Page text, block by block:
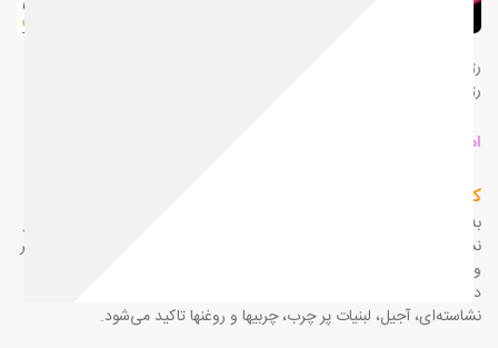
رژیم لاغری لوکرب نوعی رژیم غذایی است که میزان کربوهیدرات آن کمتر از
رژیمهای عادی است
اصول و ویژگی‌های رژیم لاغری لوکرب
کلیات
به طور کلی، رژیم غذایی لوکرب بر پروتئین‌ها، چربیها، و برخی از سبزیجات غیر
نشاسته‌ای متمرکز است. در این رژیم مصرف غلات، حبوبات، میوه‌ها، نان، شکر
و شیرینی، ماکارونی، شیر، و سبزیجات نشاسته‌ای، و بعضی از آجیل ها و
دانه‌ها محدود می‌شود و بر مصرف گوشتها، ماهی، تخم مرغ، سبزیجات غیر
نشاسته‌ای، آجیل، لبنیات پر چرب، چربیها و روغنها تاکید می‌شود.